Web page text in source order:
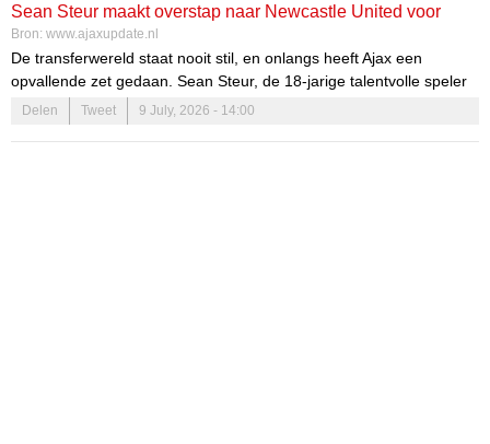
Een lange reis bij Ajax
Steur’s avontuur bij Ajax begon op jonge leeftijd. Al op zevenjarige
leeftijd sloot hij zich aan bij de jeugdopleiding van de club.
Gedurende elf jaar heeft hij zich ontwikkeld tot een veelbelovende
speler.
Sean Steur maakt overstap naar Newcastle United voor
miljoenenbedrag
Bron: www.ajaxupdate.nl
De transferwereld staat nooit stil, en onlangs heeft Ajax een
opvallende zet gedaan. Sean Steur, de 18-jarige talentvolle speler
uit Purmerend, heeft zijn definitieve overstap gemaakt naar
Newcastle United. Deze transfer markeert een belangrijke stap in
Delen Tweet 9 July, 2026 - 14:00